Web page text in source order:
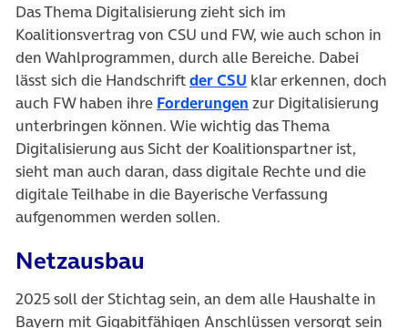
Das Thema Digitalisierung zieht sich im
Koalitionsvertrag von CSU und FW, wie auch schon in
den Wahlprogrammen, durch alle Bereiche. Dabei
lässt sich die Handschriftder CSU (öffnet in neuem Tab)
klar erkennen, doch
auch FW haben ihre Forderungen (öffnet in neuem Tab)
zur Digitalisierung
unterbringen können. Wie wichtig das Thema
Digitalisierung aus Sicht der Koalitionspartner ist,
sieht man auch daran, dass digitale Rechte und die
digitale Teilhabe in die Bayerische Verfassung
aufgenommen werden sollen.
Netzausbau
2025 soll der Stichtag sein, an dem alle Haushalte in
Bayern mit Gigabitfähigen Anschlüssen versorgt sein